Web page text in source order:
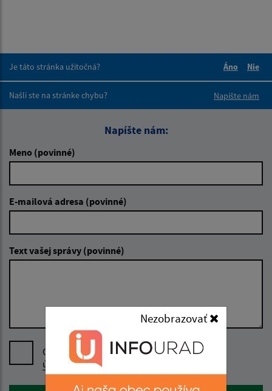
Nezobrazovať
Je táto stránka užitočná?
Áno
Nie
Našli ste na stránke chybu?
Napíšte nám
Napíšte nám:
Meno (povinné)
E-mailová adresa (povinné)
Text vašej správy (povinné)
Oboznámil som sa sospracúvaním osobných
údajov